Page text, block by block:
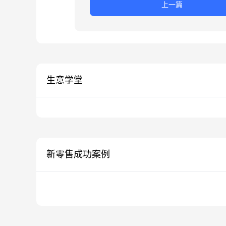
上一篇
生意学堂
新零售成功案例